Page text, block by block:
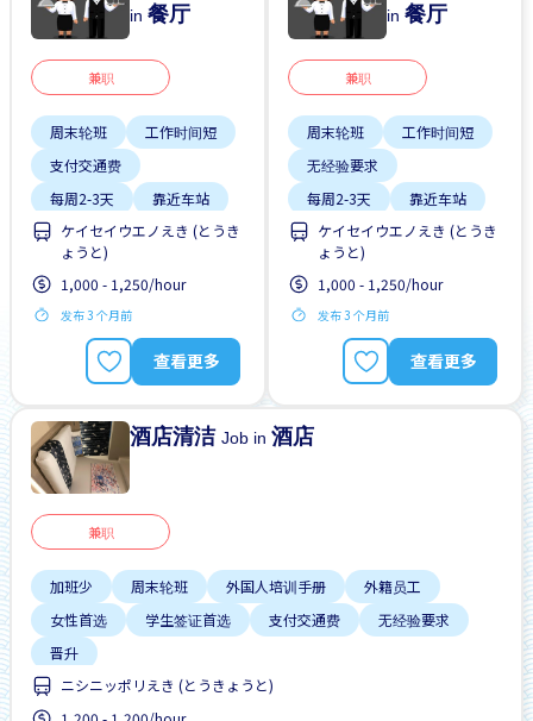
in餐厅
兼职
周末轮班
工作时间短
支付交通费
每周2-3天
靠近车站
ケイセイウエノえき (とうき
ょうと)
1,000 - 1,250/hour
发布 3 个月前
查看更多
in餐厅
兼职
周末轮班
工作时间短
无经验要求
每周2-3天
靠近车站
ケイセイウエノえき (とうき
ょうと)
1,000 - 1,250/hour
发布 3 个月前
查看更多
酒店清洁Job in酒店
兼职
加班少 周末轮班 外国人培训手册
外籍员工
女性首选
学生签证首选 支付交通费
无经验要求
晋升
ニシニッポリえき (とうきょうと)